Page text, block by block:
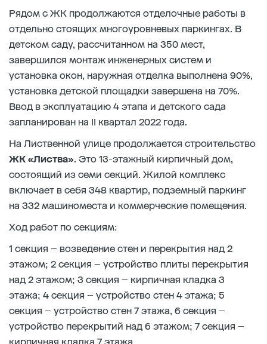
Рядом с ЖК продолжаются отделочные работы в
отдельно стоящих многоуровневых паркингах. В
детском саду, рассчитанном на 350 мест,
завершился монтаж инженерных систем и
установка окон, наружная отделка выполнена 90%,
установка детской площадки завершена на 70%.
Ввод в эксплуатацию 4 этапа и детского сада
запланирован на II квартал 2022 года.
На Лиственной улице продолжается строительство
ЖК «Листва». Это 13-этажный кирпичный дом,
состоящий из семи секций. Жилой комплекс
включает в себя 348 квартир, подземный паркинг
на 332 машиноместа и коммерческие помещения.
Ход работ по секциям:
1 секция – возведение стен и перекрытия над 2
этажом; 2 секция – устройство плиты перекрытия
над 2 этажом; 3 секция – кирпичная кладка 3
этажа; 4 секция – устройство стен 4 этажа; 5
секция – устройство стен 7 этажа, 6 секция –
устройство перекрытий над 6 этажом; 7 секция –